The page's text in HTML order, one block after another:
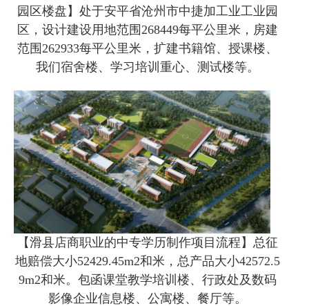
园区楼盘】处于安平省沧州市中捷加工业工业园
区，设计建设用地范围268449每平公里米，房建
范围262933每平公里米，扩建书籍馆、授课楼、
我们宿舍楼、学习培训重心、测试楼等。
【滑县店商职业的中专学历制作项目流程】总征
地赔偿大小52429.45m2和米，总产品大小42572.5
9m2和米。包函课堂教学培训楼、行政处及数码
影像企业信息楼、公寓楼、餐厅等。